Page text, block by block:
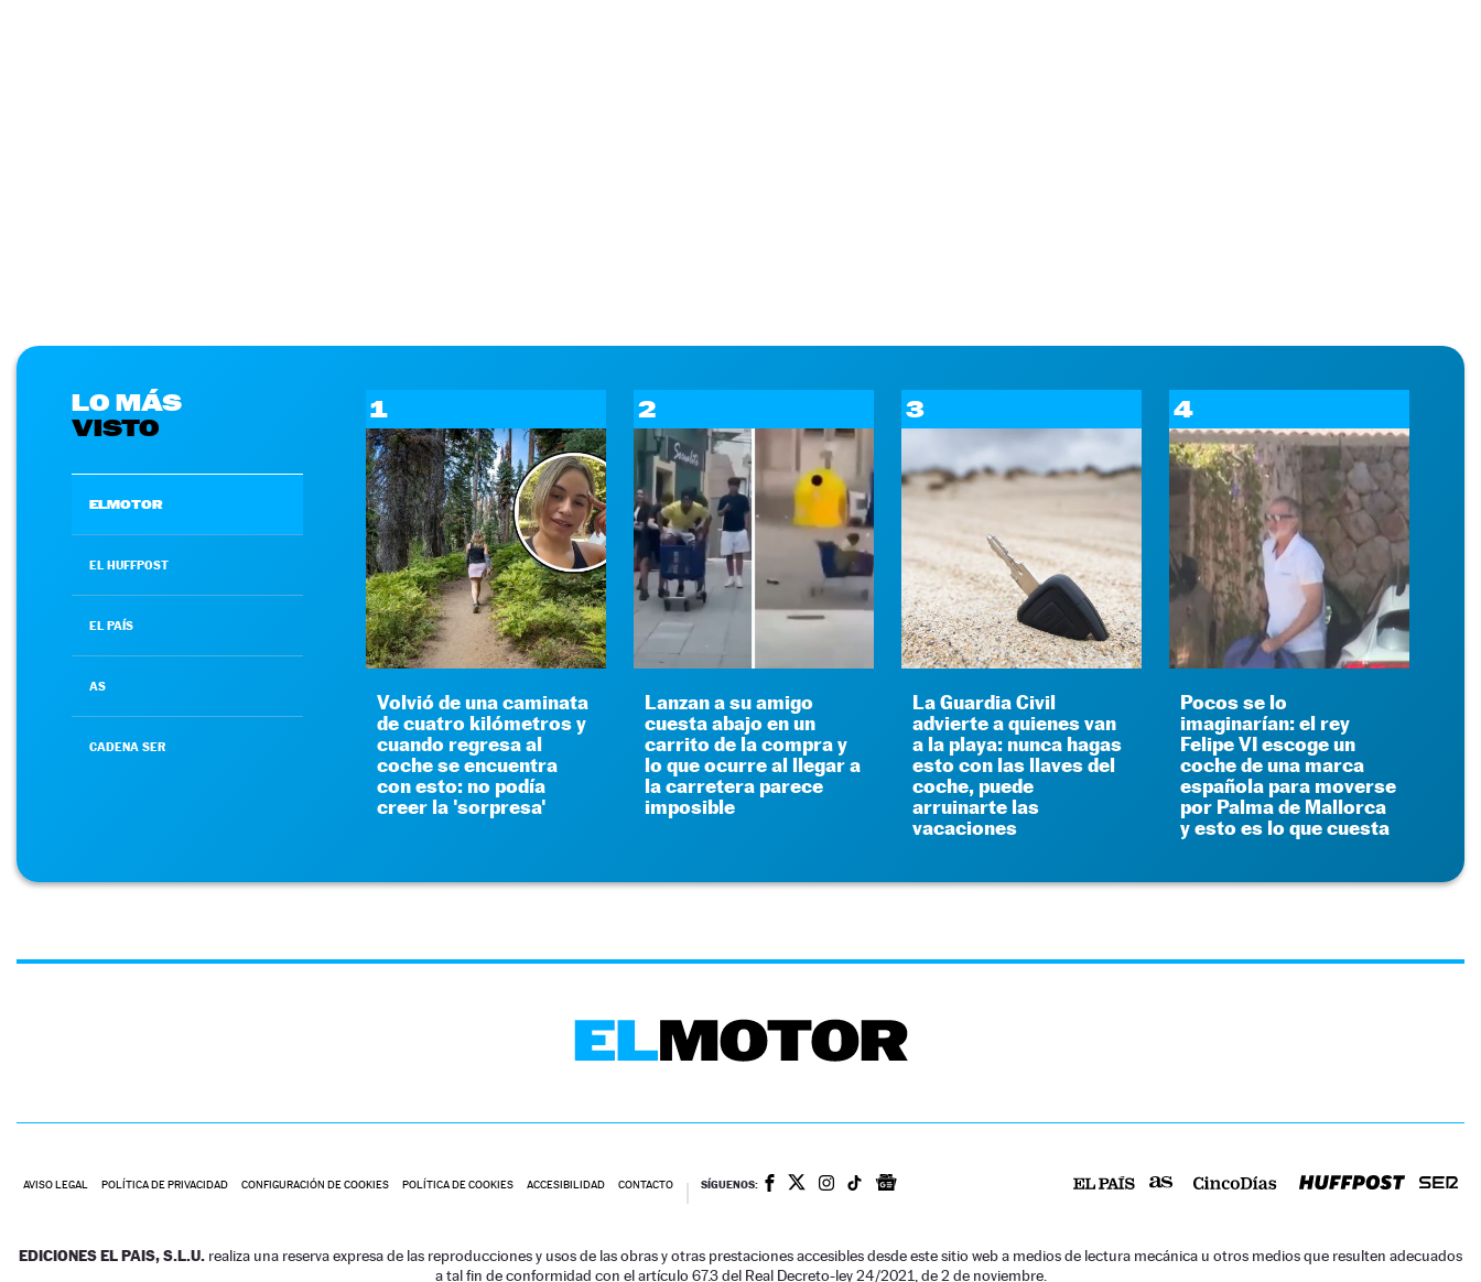
LO MÁS
VISTO
ELMOTOR
EL HUFFPOST
EL PAÍS
AS
CADENA SER
1
Volvió de una caminata
de cuatro kilómetros y
cuando regresa al
coche se encuentra
con esto: no podía
creer la 'sorpresa'
2
Lanzan a su amigo
cuesta abajo en un
carrito de la compra y
lo que ocurre al llegar a
la carretera parece
imposible
3
La Guardia Civil
advierte a quienes van
a la playa: nunca hagas
esto con las llaves del
coche, puede
arruinarte las
vacaciones
4
Pocos se lo
imaginarían: el rey
Felipe VI escoge un
coche de una marca
española para moverse
por Palma de Mallorca
y esto es lo que cuesta
AVISO LEGAL POLÍTICA DE PRIVACIDAD CONFIGURACIÓN DE COOKIES POLÍTICA DE COOKIES ACCESIBILIDAD CONTACTO SÍGUENOS:
EDICIONES EL PAIS, S.L.U. realiza una reserva expresa de las reproducciones y usos de las obras y otras prestaciones accesibles desde este sitio web a medios de lectura mecánica u otros medios que resulten adecuados
a tal fin de conformidad con el artículo 67.3 del Real Decreto-ley 24/2021, de 2 de noviembre.